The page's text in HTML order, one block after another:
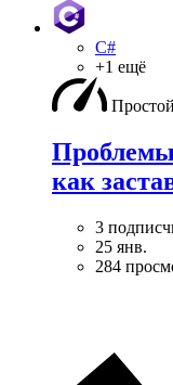
C#
+1 ещё
Простой
как
3
25 янв.
284